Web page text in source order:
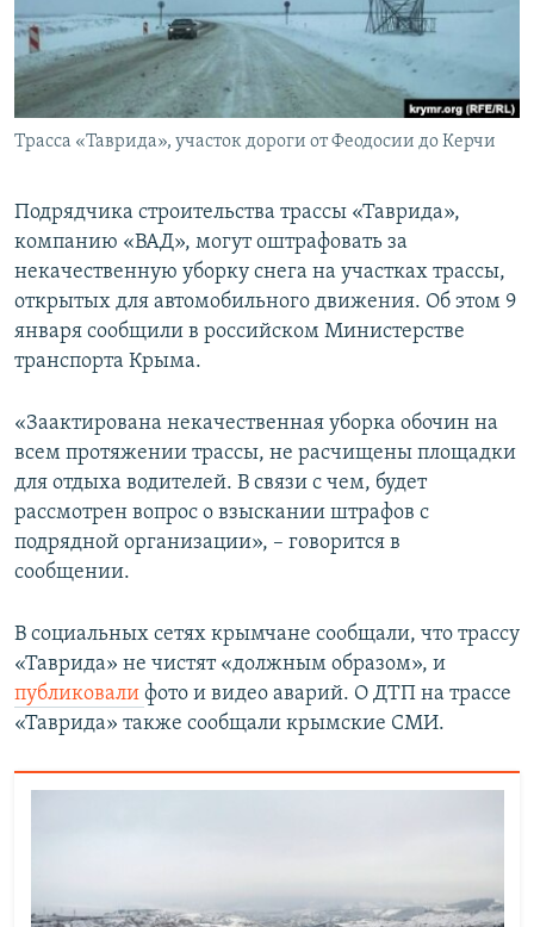
ПОБЕДИТЕЛЕЙ НЕ СУДЯТ?
КРЫМ.НЕПОКОРЕННЫЙ
ELIFBE
УКРАИНСКАЯ ПРОБЛЕМА КРЫМА
ПРИСОЕДИНЯЙТЕСЬ!
Трасса «Таврида», участок дороги от Феодосии до Керчи
Подрядчика строительства трассы «Таврида»,
компанию «ВАД», могут оштрафовать за
некачественную уборку снега на участках трассы,
открытых для автомобильного движения. Об этом 9
января сообщили в российском Министерстве
транспорта Крыма.
«Заактирована некачественная уборка обочин на
всем протяжении трассы, не расчищены площадки
для отдыха водителей. В связи с чем, будет
рассмотрен вопрос о взыскании штрафов с
подрядной организации», – говорится в
сообщении.
В социальных сетях крымчане сообщали, что трассу
«Таврида» не чистят «должным образом», и
публиковали фото и видео аварий. О ДТП на трассе
«Таврида» также сообщали крымские СМИ.